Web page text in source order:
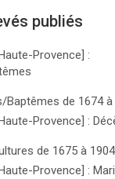
publiés
Provence] :
Baptêmes de 1674
Provence] :
de 1675 à 1904
Provence] :